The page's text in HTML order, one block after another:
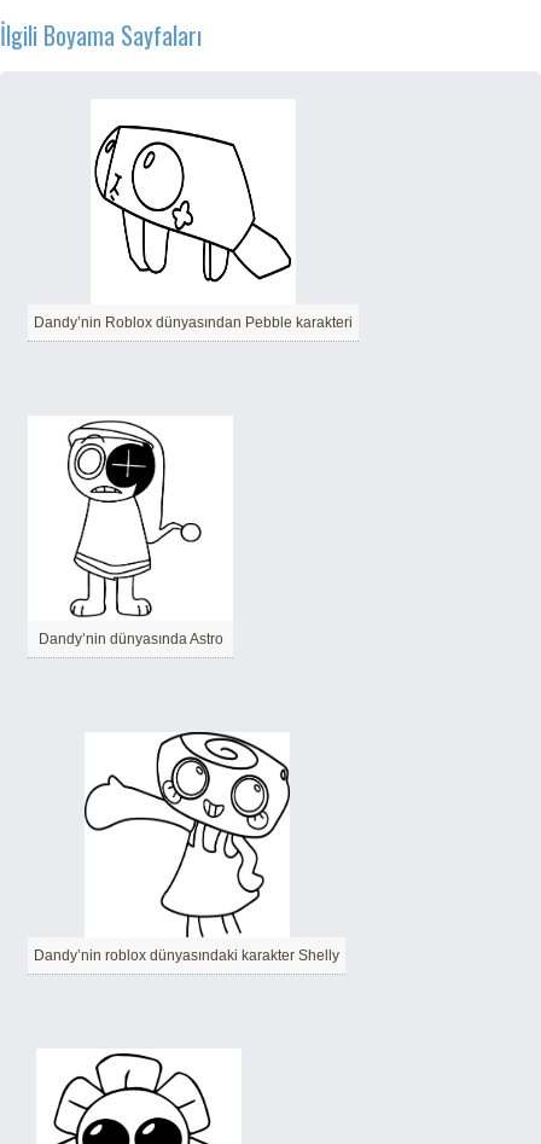
İlgili Boyama Sayfaları
Dandy’nin Roblox dünyasından Pebble karakteri
Dandy’nin dünyasında Astro
Dandy’nin roblox dünyasındaki karakter Shelly